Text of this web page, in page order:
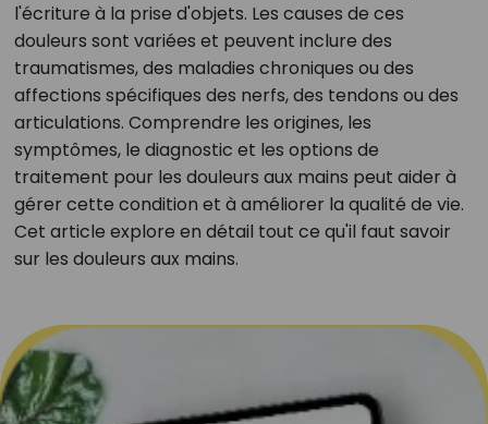
l'écriture à la prise d'objets. Les causes de ces
douleurs sont variées et peuvent inclure des
traumatismes, des maladies chroniques ou des
affections spécifiques des nerfs, des tendons ou des
articulations. Comprendre les origines, les
symptômes, le diagnostic et les options de
traitement pour les douleurs aux mains peut aider à
gérer cette condition et à améliorer la qualité de vie.
Cet article explore en détail tout ce qu'il faut savoir
sur les douleurs aux mains.